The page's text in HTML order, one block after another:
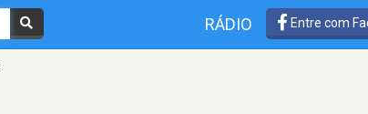
RÁDIO Entre com